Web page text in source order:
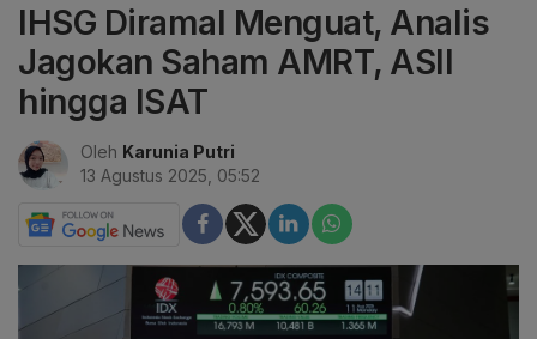
IHSG Diramal Menguat, Analis
Jagokan Saham AMRT, ASII
hingga ISAT
Oleh Karunia Putri
13 Agustus 2025, 05:52